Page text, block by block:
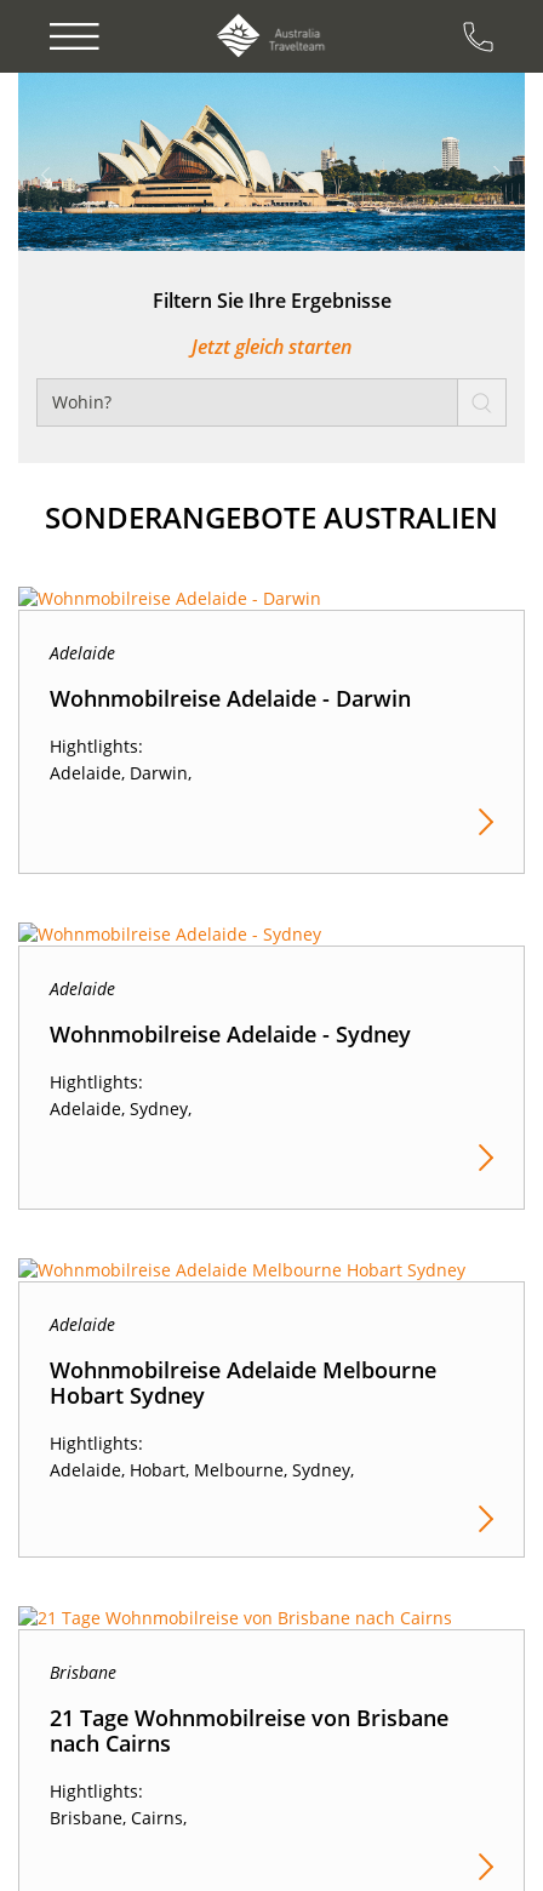
Filtern Sie Ihre Ergebnisse
Jetzt gleich starten
SONDERANGEBOTE AUSTRALIEN
Adelaide
Wohnmobilreise Adelaide - Darwin
Hightlights:
Adelaide, Darwin,
Adelaide
Wohnmobilreise Adelaide - Sydney
Hightlights:
Adelaide, Sydney,
Adelaide
Wohnmobilreise Adelaide Melbourne
Hobart Sydney
Hightlights:
Adelaide, Hobart, Melbourne, Sydney,
Brisbane
21 Tage Wohnmobilreise von Brisbane
nach Cairns
Hightlights:
Brisbane, Cairns,